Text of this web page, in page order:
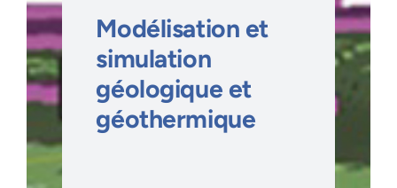
Modélisation et
simulation
géologique et
géothermique